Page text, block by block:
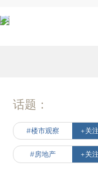
话题：
#楼市观察 +关注
#房地产 +关注